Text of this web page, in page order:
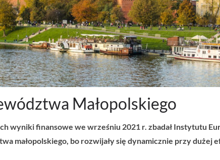
Małopolskiego
wyniki finansowe we wrześniu 2021 r. zbadał Instytutu
małopolskiego, bo rozwijały się dynamicznie przy dużej